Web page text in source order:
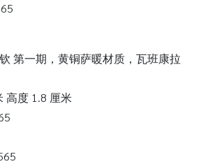
第一期，黄铜萨暖材质，瓦班康拉
高度 1.8 厘米